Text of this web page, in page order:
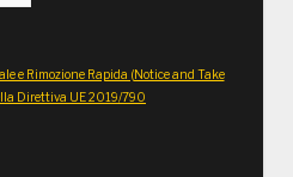
e Rimozione Rapida (Notice and Take
Direttiva UE 2019/790